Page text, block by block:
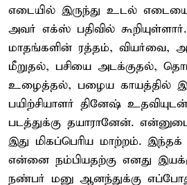
எடையில் இருந்து உடல்
அவர் எக்ஸ் பதிவில்
மாதங்களின் ரத்தம், வியர்வை,
மீறுதல், பசியை அடக்குதல்,
உழைத்தல், பழைய காயத்தில்
பயிற்சியாளர் தினேஷ்
படத்துக்கு தயாரானேன்.
இது மிகப்பெரிய மாற்றம். இந்தக்
என்னை நம்பியதற்கு எனது
நண்பர் மனு ஆனந்துக்கு